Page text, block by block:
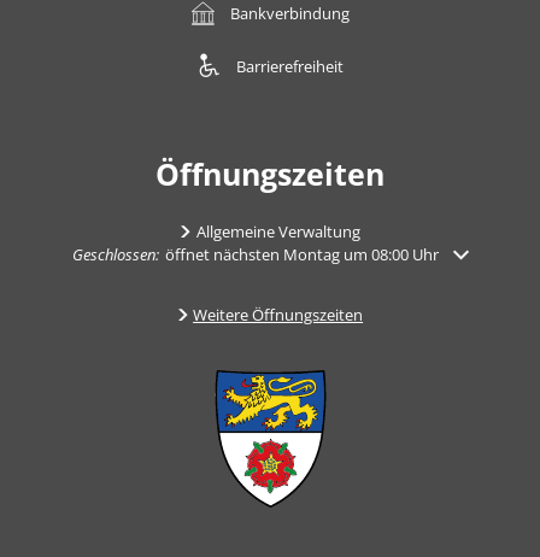
Bankverbindung
Barrierefreiheit
Öffnungszeiten
Allgemeine Verwaltung
Klicken, um weitere Öffnungs- oder Schließzeiten auszublenden
Geschlossen: öffnet nächsten Montag um 08:00 Uhr
Weitere Öffnungszeiten